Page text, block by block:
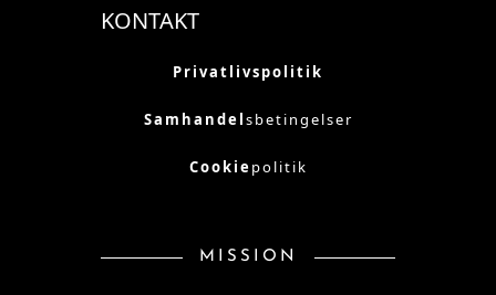
KONTAKT
Privatlivspolitik
Samhandelsbetingelser
Cookiepolitik
MISSION